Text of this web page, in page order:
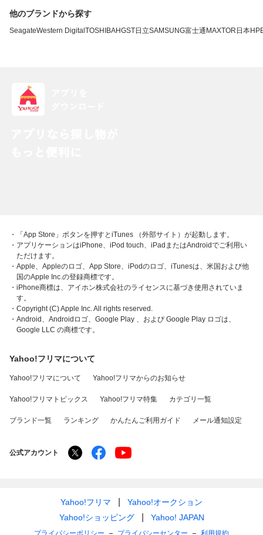
他のブランドから探す
SeagateWestern Digital TOSHIBAHGST日立SAMSUNG富士通 MAXTOR 日本HP
・「App Store」ボタンを押すとiTunes （外部サイト）が起動します。
・アプリケーションはiPhone、iPod touch、iPadまたはAndroidでご利用い
ただけます。
・Apple、Appleのロゴ、App Store、iPodのロゴ、iTunesは、米国および他
国のApple Inc.の登録商標です。
・iPhone商標は、アイホン株式会社のライセンスに基づき使用されていま
す。
・Copyright (C) Apple Inc. All rights reserved.
・Android、Androidロゴ、Google Play 、および Google Play ロゴは、
Google LLC の商標です。
Yahoo!フリマについて
Yahoo!フリマについて Yahoo!フリマからのお知らせ
Yahoo!フリマトピックス Yahoo!フリマ特集 カテゴリ一覧
ブランド一覧 ランキング かんたんご利用ガイド メール通知設定
公式アカウント
Yahoo!フリマ
Yahoo!オークション
Yahoo!ショッピング
Yahoo! JAPAN